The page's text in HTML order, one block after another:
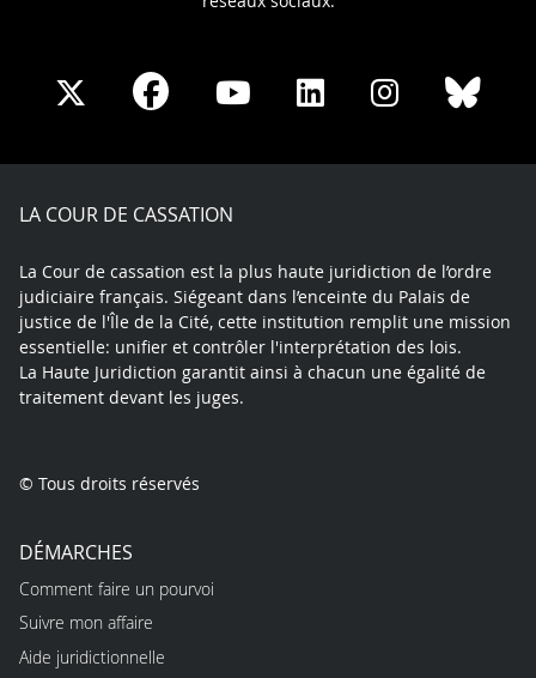
Share
X
Share
Facebook
Share
Youtube
Share
LinkedIn
Share
Instagram
LA COUR DE CASSATION
La Cour de cassation est la plus haute juridiction de l’ordre
judiciaire français. Siégeant dans l’enceinte du Palais de
justice de l'Île de la Cité, cette institution remplit une mission
essentielle: unifier et contrôler l'interprétation des lois.
La Haute Juridiction garantit ainsi à chacun une égalité de
traitement devant les juges.
© Tous droits réservés
DÉMARCHES
Comment faire un pourvoi
Suivre mon affaire
Aide juridictionnelle